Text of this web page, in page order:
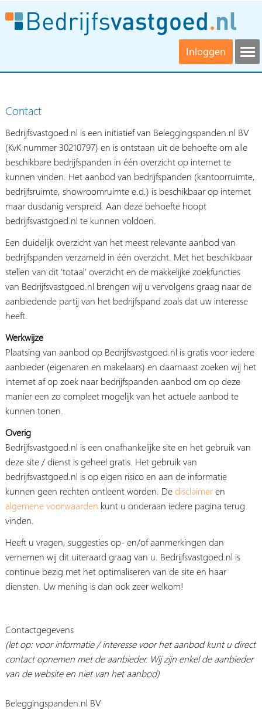
Inloggen
Contact
Bedrijfsvastgoed.nl is een initiatief van Beleggingspanden.nl BV
(KvK nummer 30210797) en is ontstaan uit de behoefte om alle
beschikbare bedrijfspanden in één overzicht op internet te
kunnen vinden. Het aanbod van bedrijfspanden (kantoorruimte,
bedrijfsruimte, showroomruimte e.d.) is beschikbaar op internet
maar dusdanig verspreid. Aan deze behoefte hoopt
bedrijfsvastgoed.nl te kunnen voldoen.
Een duidelijk overzicht van het meest relevante aanbod van
bedrijfspanden verzameld in één overzicht. Met het beschikbaar
stellen van dit 'totaal' overzicht en de makkelijke zoekfuncties
van Bedrijfsvastgoed.nl brengen wij u vervolgens graag naar de
aanbiedende partij van het bedrijfspand zoals dat uw interesse
heeft.
Werkwijze
Plaatsing van aanbod op Bedrijfsvastgoed.nl is gratis voor iedere
aanbieder (eigenaren en makelaars) en daarnaast zoeken wij het
internet af op zoek naar bedrijfspanden aanbod om op deze
manier een zo compleet mogelijk van het actuele aanbod te
kunnen tonen.
Overig
Bedrijfsvastgoed.nl is een onafhankelijke site en het gebruik van
deze site / dienst is geheel gratis. Het gebruik van
bedrijfsvastgoed.nl is op eigen risico en aan de informatie
kunnen geen rechten ontleent worden. Dedisclaimeren
algemene voorwaarden kunt u onderaan iedere pagina terug
vinden.
Heeft u vragen, suggesties op- en/of aanmerkingen dan
vernemen wij dit uiteraard graag van u. Bedrijfsvastgoed.nl is
continue bezig met het optimaliseren van de site en haar
diensten. Uw mening is dan ook zeer welkom!
Contactgegevens
(let op: voor informatie / interesse voor het aanbod kunt u direct
contact opnemen met de aanbieder. Wij zijn enkel de aanbieder
van de website en niet van het aanbod)
Beleggingspanden.nl BV